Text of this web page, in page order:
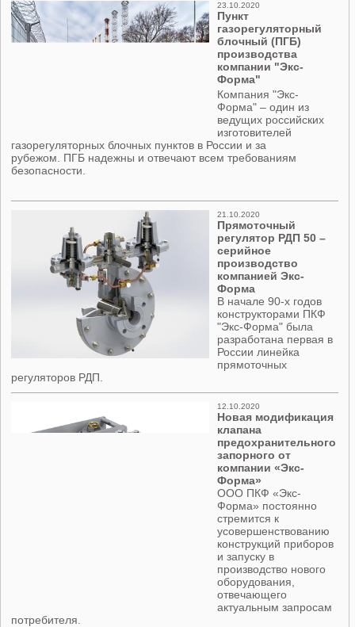
23.10.2020
Пункт
газорегуляторный
блочный (ПГБ)
производства
компании "Экс-
Форма"
Компания "Экс-
Форма" – один из
ведущих российских
изготовителей
газорегуляторных блочных пунктов в России и за
рубежом. ПГБ надежны и отвечают всем требованиям
безопасности.
21.10.2020
Прямоточный
регулятор РДП 50 –
серийное
производство
компанией Экс-
Форма
В начале 90-х годов
конструкторами ПКФ
"Экс-Форма" была
разработана первая в
России линейка
прямоточных
регуляторов РДП.
12.10.2020
Новая модификация
клапана
предохранительного
запорного от
компании «Экс-
Форма»
ООО ПКФ «Экс-
Форма» постоянно
стремится к
усовершенствованию
конструкций приборов
и запуску в
производство нового
оборудования,
отвечающего
актуальным запросам
потребителя.